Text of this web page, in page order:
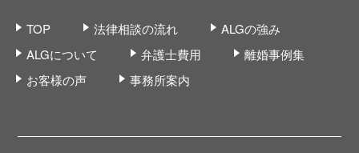
TOP 法律相談の流れ
ALGの強み
ALGについて
弁護士費用
離婚事例集
お客様の声
事務所案内